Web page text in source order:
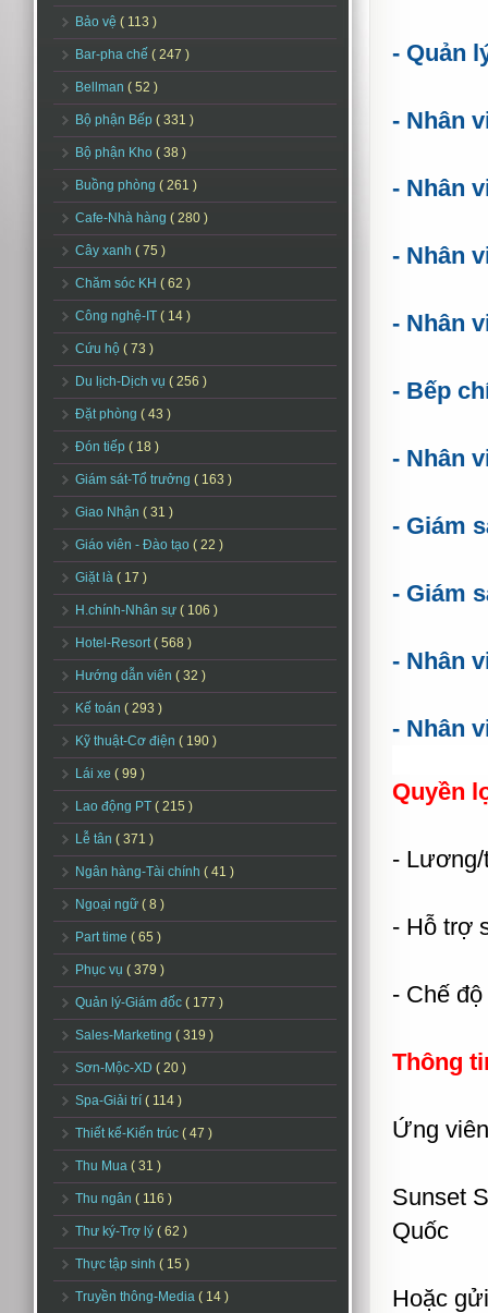
Bảo vệ ( 113 )
Bar-pha chế ( 247 )
Bellman ( 52 )
Bộ phận Bếp ( 331 )
Bộ phận Kho ( 38 )
Buồng phòng ( 261 )
Cafe-Nhà hàng ( 280 )
Cây xanh ( 75 )
Chăm sóc KH ( 62 )
Công nghệ-IT ( 14 )
Cứu hộ ( 73 )
Du lịch-Dịch vụ ( 256 )
Đặt phòng ( 43 )
Đón tiếp ( 18 )
Giám sát-Tổ trưởng ( 163 )
Giao Nhận ( 31 )
Giáo viên - Đào tạo ( 22 )
Giặt là ( 17 )
H.chính-Nhân sự ( 106 )
Hotel-Resort( 568 )
Hướng dẫn viên ( 32 )
Kế toán ( 293 )
Kỹ thuật-Cơ điện ( 190 )
Lái xe ( 99 )
Lao động PT ( 215 )
Lễ tân ( 371 )
Ngân hàng-Tài chính ( 41 )
Ngoại ngữ ( 8 )
Part time ( 65 )
Phục vụ ( 379 )
Quản lý-Giám đốc ( 177 )
Sales-Marketing ( 319 )
Sơn-Mộc-XD ( 20 )
Spa-Giải trí ( 114 )
Thiết kế-Kiến trúc ( 47 )
Thu Mua ( 31 )
Thu ngân ( 116 )
Thư ký-Trợ lý ( 62 )
Thực tập sinh ( 15 )
Truyền thông-Media ( 14 )
- Quản
- Nhân
- Nhân
- Nhân
- Nhân
- Bếp
- Nhân
- Giám
- Giám
- Nhân
- Nhân
Quyền
-
- Hỗ trợ
- Chế
Thông
Ứng
Sunset
Quốc
Hoặc